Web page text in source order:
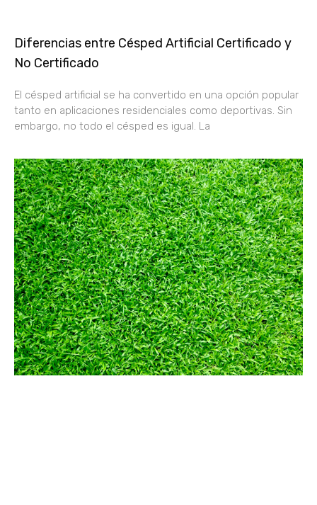
Diferencias entre Césped Artificial Certificado y
No Certificado
El césped artificial se ha convertido en una opción popular
tanto en aplicaciones residenciales como deportivas. Sin
embargo, no todo el césped es igual. La